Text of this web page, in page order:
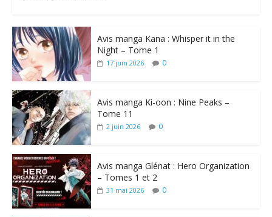
Avis manga Kana : Whisper it in the
Night – Tome 1
17 juin 2026 0
Avis manga Ki-oon : Nine Peaks –
Tome 11
2 juin 2026 0
Avis manga Glénat : Hero Organization
– Tomes 1 et 2
31 mai 2026 0